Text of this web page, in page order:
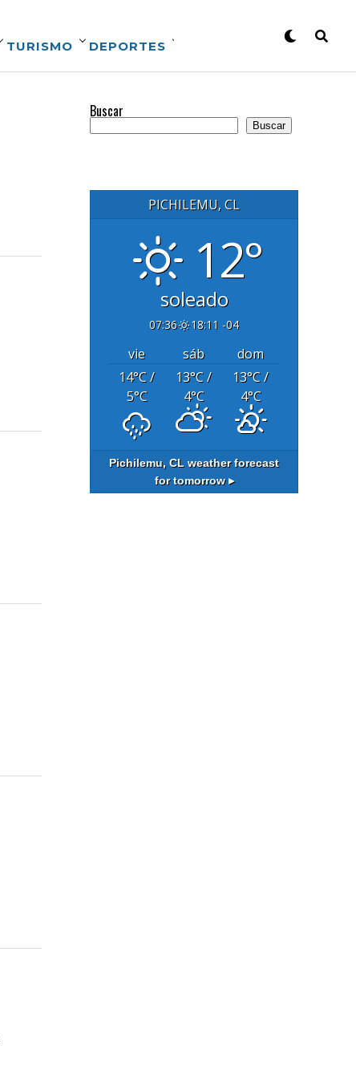
TURISMO DEPORTES
Buscar
Buscar
PICHILEMU, CL
12°
soleado
07:36 18:11 -04
vie sáb
dom
14°C/
5°C
13°C/
4°C
13°C/
4°C
Pichilemu, CL weather forecast
for tomorrow ▸